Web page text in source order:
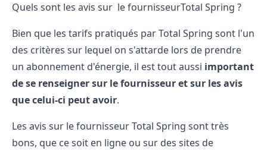
Quels sont les avis sur le fournisseurTotal Spring ?
Bien que les tarifs pratiqués par Total Spring sont l'un
des critères sur lequel on s'attarde lors de prendre
un abonnement d'énergie, il est tout aussi important
de se renseigner sur le fournisseur et sur les avis
que celui-ci peut avoir.
Les avis sur le fournisseur Total Spring sont très
bons, que ce soit en ligne ou sur des sites de